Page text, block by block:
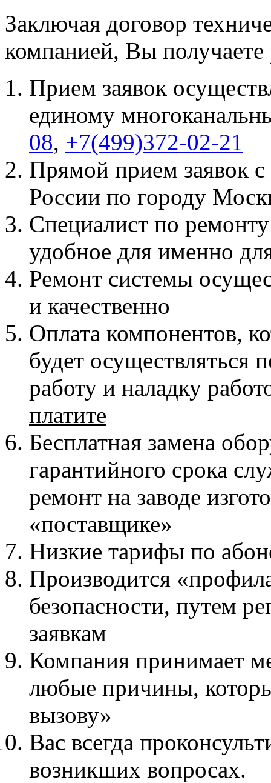
Заключая договор
компанией, Вы
Прием заявок
единому
08, +7(499)372-02-21
Прямой прием
России по городу
Специалист по
удобное для именно
Ремонт системы
и качественно
Оплата компонентов,
будет
работу и наладку
платите
Бесплатная замена
гарантийного срока
ремонт на заводе
«поставщике»
Низкие тарифы по
Производится
безопасности, путем
заявкам
Компания принимает
любые причины,
вызову»
Вас всегда
возникших вопросах.